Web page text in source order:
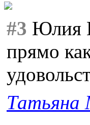
#3 Юлия
прямо
Татьяна